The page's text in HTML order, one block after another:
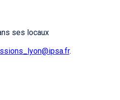
ses locaux
.